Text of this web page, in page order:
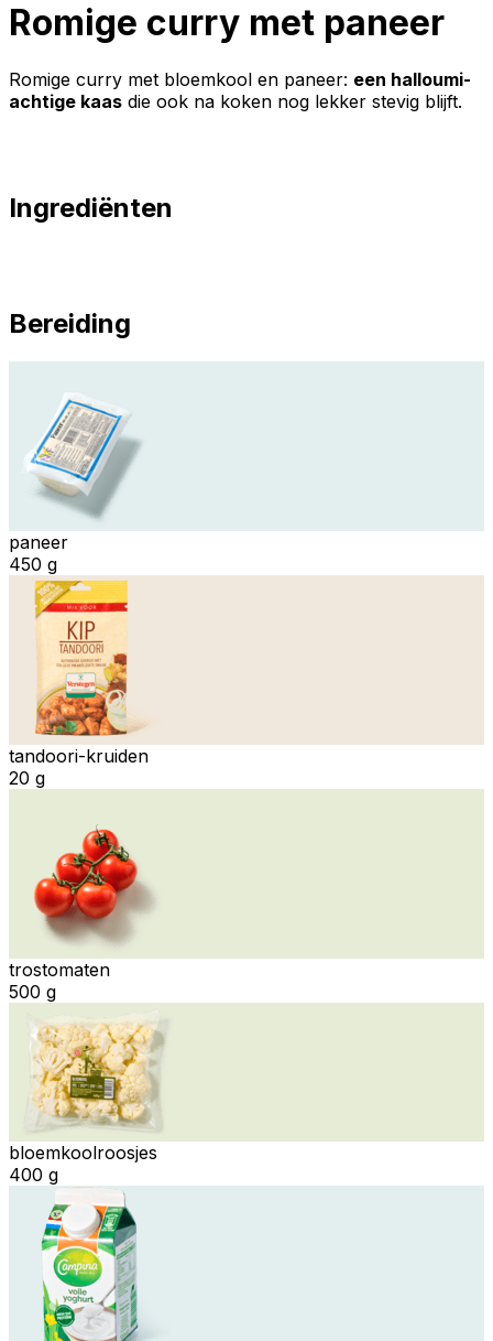
Romige curry met paneer
Romige curry met bloemkool en paneer: een halloumi-
achtige kaas die ook na koken nog lekker stevig blijft.
Ingrediënten
Bereiding
paneer
450 g
tandoori-kruiden
20 g
trostomaten
500 g
bloemkoolroosjes
400 g